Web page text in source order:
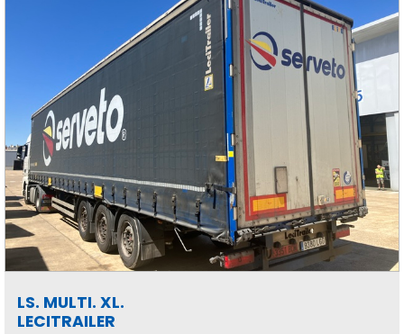
LS. MULTI. XL.
LECITRAILER